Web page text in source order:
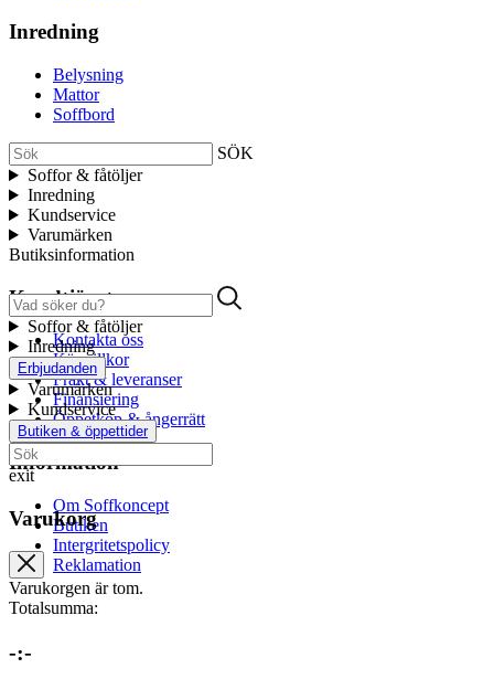
Inredning
Belysning
Mattor
Soffbord
SÖK
Soffor & fåtöljer
Inredning
Kundservice
Varumärken
Butiksinformation
Kundtjänst
Kontakta oss
Köpvillkor
Frakt & leveranser
Finansiering
Öppetköp & ångerrätt
Information
Om Soffkoncept
Butiken
Intergritetspolicy
Reklamation
Soffor & fåtöljer
Inredning
Erbjudanden
Varumärken
Kundservice
Butiken & öppettider
exit
Varukorg
Varukorgen är tom.
Totalsumma:
-:-